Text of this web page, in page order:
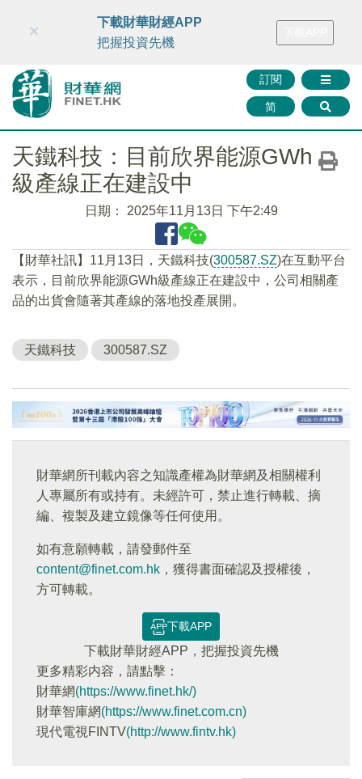
財華智庫網 FINTV FINMETA 財華證券 媒體矩陣
訂閱
简
×
下載財華財經APP
把握投資先機
天鐵科技：目前欣界能源GWh
級產線正在建設中
日期： 2025年11月13日 下午2:49
【財華社訊】11月13日，天鐵科技(300587.SZ)在互動平台
表示，目前欣界能源GWh級產線正在建設中，公司相關產
品的出貨會隨著其產線的落地投產展開。
天鐵科技 300587.SZ
財華網所刊載內容之知識產權為財華網及相關權利
人專屬所有或持有。未經許可，禁止進行轉載、摘
編、複製及建立鏡像等任何使用。
如有意願轉載，請發郵件至
content@finet.com.hk ，獲得書面確認及授權後，
方可轉載。
下載APP
下載財華財經APP，把握投資先機
更多精彩内容，請點擊：
財華網(https://www.finet.hk/)
財華智庫網(https://www.finet.com.cn)
現代電視FINTV(http://www.fintv.hk)